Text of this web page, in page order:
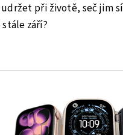
při životě, seč jim
září?